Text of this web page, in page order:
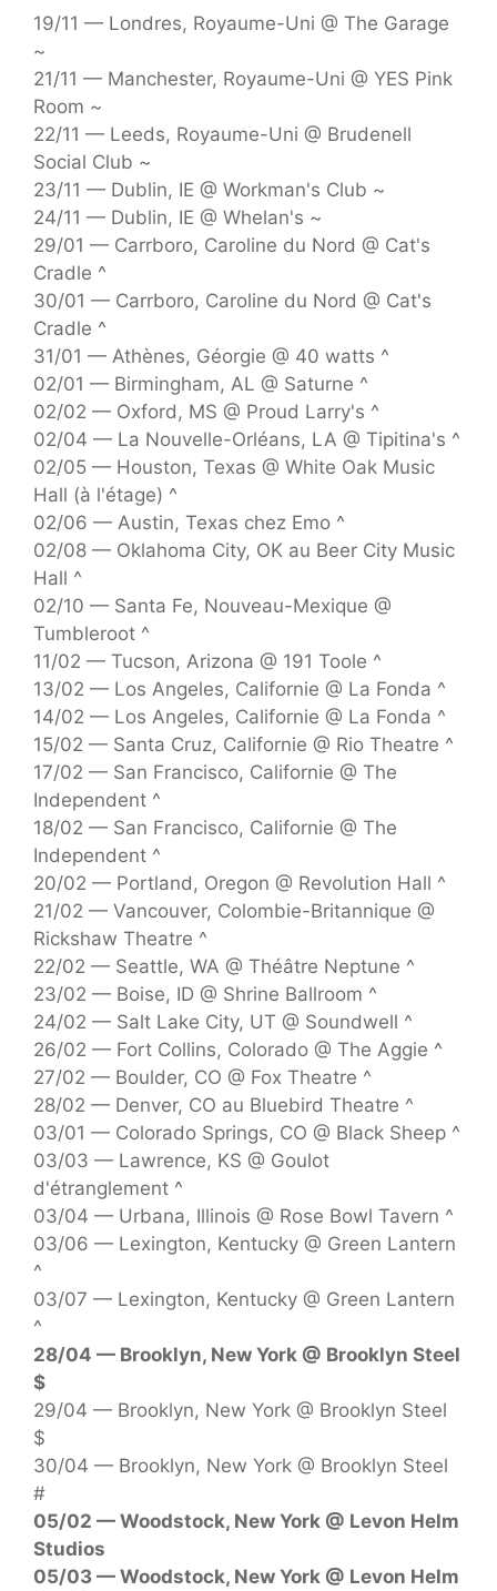
19/11 — Londres, Royaume-Uni @ The Garage
~
21/11 — Manchester, Royaume-Uni @ YES Pink
Room ~
22/11 — Leeds, Royaume-Uni @ Brudenell
Social Club ~
23/11 — Dublin, IE @ Workman's Club ~
24/11 — Dublin, IE @ Whelan's ~
29/01 — Carrboro, Caroline du Nord @ Cat's
Cradle ^
30/01 — Carrboro, Caroline du Nord @ Cat's
Cradle ^
31/01 — Athènes, Géorgie @ 40 watts ^
02/01 — Birmingham, AL @ Saturne ^
02/02 — Oxford, MS @ Proud Larry's ^
02/04 — La Nouvelle-Orléans, LA @ Tipitina's ^
02/05 — Houston, Texas @ White Oak Music
Hall (à l'étage) ^
02/06 — Austin, Texas chez Emo ^
02/08 — Oklahoma City, OK au Beer City Music
Hall ^
02/10 — Santa Fe, Nouveau-Mexique @
Tumbleroot ^
11/02 — Tucson, Arizona @ 191 Toole ^
13/02 — Los Angeles, Californie @ La Fonda ^
14/02 — Los Angeles, Californie @ La Fonda ^
15/02 — Santa Cruz, Californie @ Rio Theatre ^
17/02 — San Francisco, Californie @ The
Independent ^
18/02 — San Francisco, Californie @ The
Independent ^
20/02 — Portland, Oregon @ Revolution Hall ^
21/02 — Vancouver, Colombie-Britannique @
Rickshaw Theatre ^
22/02 — Seattle, WA @ Théâtre Neptune ^
23/02 — Boise, ID @ Shrine Ballroom ^
24/02 — Salt Lake City, UT @ Soundwell ^
26/02 — Fort Collins, Colorado @ The Aggie ^
27/02 — Boulder, CO @ Fox Theatre ^
28/02 — Denver, CO au Bluebird Theatre ^
03/01 — Colorado Springs, CO @ Black Sheep ^
03/03 — Lawrence, KS @ Goulot
d'étranglement ^
03/04 — Urbana, Illinois @ Rose Bowl Tavern ^
03/06 — Lexington, Kentucky @ Green Lantern
^
03/07 — Lexington, Kentucky @ Green Lantern
^
28/04 — Brooklyn, New York @ Brooklyn Steel
$
29/04 — Brooklyn, New York @ Brooklyn Steel
$
30/04 — Brooklyn, New York @ Brooklyn Steel
#
05/02 — Woodstock, New York @ Levon Helm
Studios
05/03 — Woodstock, New York @ Levon Helm